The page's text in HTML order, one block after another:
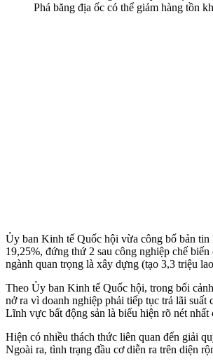
Phá băng địa ốc có thể giảm hàng tồn
Ủy ban Kinh tế Quốc hội vừa công bố bản
19,25%, đứng thứ 2 sau công nghiệp chế
ngành quan trọng là xây dựng (tạo 3,3 triệu
Theo Ủy ban Kinh tế Quốc hội, trong bối
nở ra vì doanh nghiệp phải tiếp tục trả lãi suất
Lĩnh vực bất động sản là biểu hiện rõ nét
Hiện có nhiều thách thức liên quan đến giải
Ngoài ra, tình trạng đầu cơ diễn ra trên diện